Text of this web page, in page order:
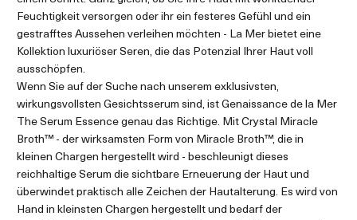
Feuchtigkeit versorgen oder ihr ein festeres Gefühl und ein
gestrafftes Aussehen verleihen möchten - La Mer bietet eine
Kollektion luxuriöser Seren, die das Potenzial Ihrer Haut voll
ausschöpfen.
Wenn Sie auf der Suche nach unserem exklusivsten,
wirkungsvollsten Gesichtsserum sind, ist Genaissance de la Mer
The Serum Essence genau das Richtige. Mit Crystal Miracle
Broth™ - der wirksamsten Form von Miracle Broth™, die in
kleinen Chargen hergestellt wird - beschleunigt dieses
reichhaltige Serum die sichtbare Erneuerung der Haut und
überwindet praktisch alle Zeichen der Hautalterung. Es wird von
Hand in kleinsten Chargen hergestellt und bedarf der